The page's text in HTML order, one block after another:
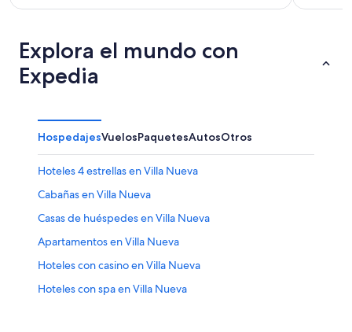
Explora el mundo con
Expedia
HospedajesVuelosPaquetesAutosOtros
Hoteles 4 estrellas en Villa Nueva
Cabañas en Villa Nueva
Casas de huéspedes en Villa Nueva
Apartamentos en Villa Nueva
Hoteles con casino en Villa Nueva
Hoteles con spa en Villa Nueva